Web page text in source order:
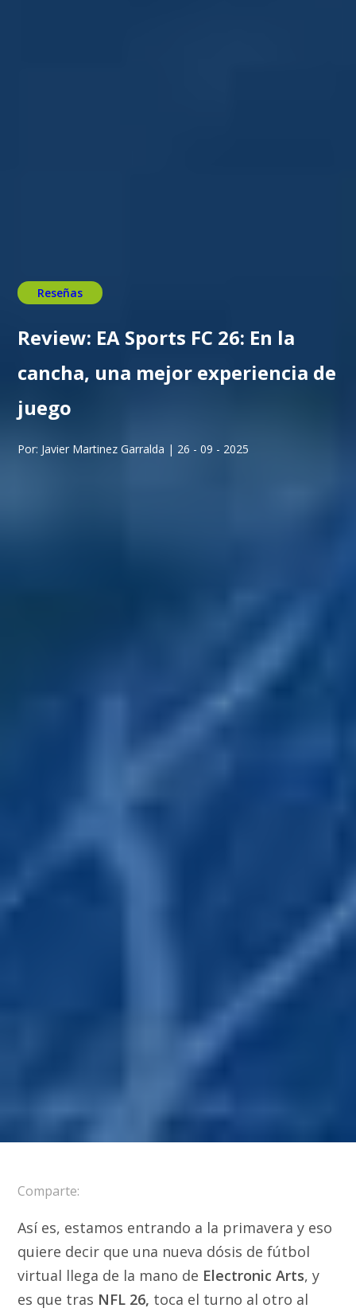
Reseñas
Review: EA Sports FC 26: En la
cancha, una mejor experiencia de
juego
Por: Javier Martinez Garralda | 26 - 09 - 2025
Comparte:
Así es, estamos entrando a la primavera y eso
quiere decir que una nueva dósis de fútbol
virtual llega de la mano de Electronic Arts, y
es que tras NFL 26, toca el turno al otro al